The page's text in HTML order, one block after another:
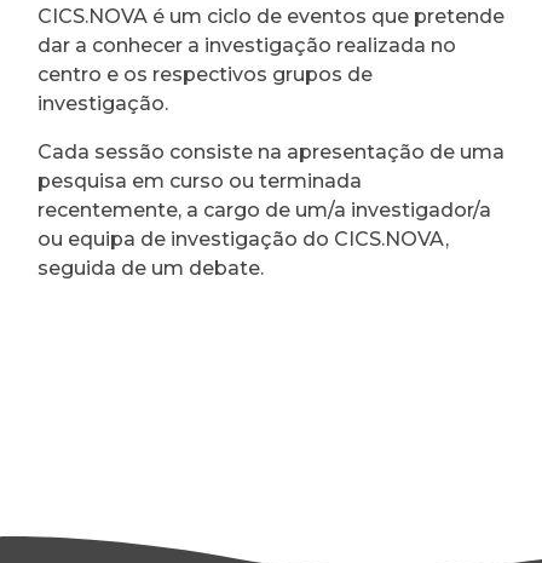
CICS.NOVA é um ciclo de eventos que pretende
dar a conhecer a investigação realizada no
centro e os respectivos grupos de
investigação.
Cada sessão consiste na apresentação de uma
pesquisa em curso ou terminada
recentemente, a cargo de um/a investigador/a
ou equipa de investigação do CICS.NOVA,
seguida de um debate.